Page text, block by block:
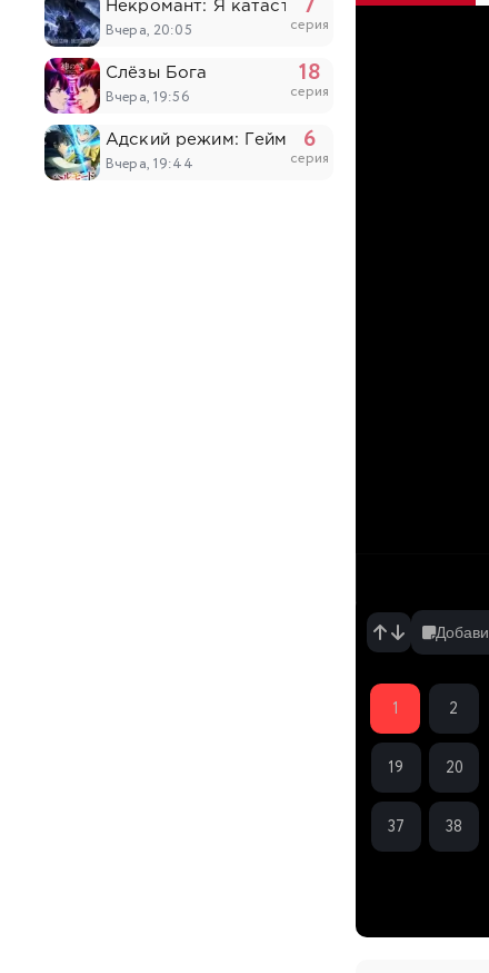
1 2
19 20
37 38
Некромант: Я катастрофа
Вчера, 20:05 серия
Слёзы Бога
Вчера, 19:56
18
серия
Адский режим: Геймер, который любит
Вчера, 19:44
6
серия